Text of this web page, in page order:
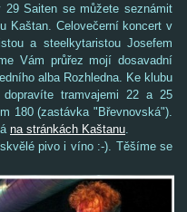
29 Saiten se můžete seznámit
Kaštan. Celovečerní koncert v
a steelkytaristou Josefem
Vám průřez mojí dosavadní
alba Rozhledna. Ke klubu
tramvajemi 22 a 25
180 (zastávka "Břevnovská").
na stránkách Kaštanu
pivo i víno :-). Těšíme se